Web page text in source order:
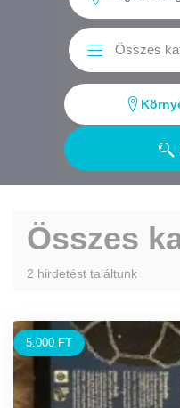
Összes
2 hirdetést találtunk
5.000 FT